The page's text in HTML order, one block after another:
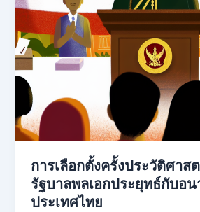
การเลือกตั้งครั้งประวัติศาส
รัฐบาลพลเอกประยุทธ์กับอ
ประเทศไทย